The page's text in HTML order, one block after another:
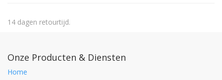
14 dagen retourtijd.
Onze Producten & Diensten
Home